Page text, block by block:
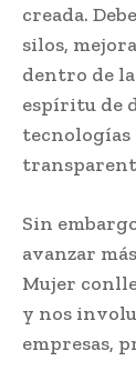
creada.
silos,
dentro de
espíritu de
tecnologías
Sin
avanzar
Mujer
y nos
empresas,